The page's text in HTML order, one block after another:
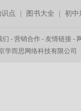
识点 图书大全 |初中
们 -营销合作 -友情链接 -
学而思网络科技有限公司